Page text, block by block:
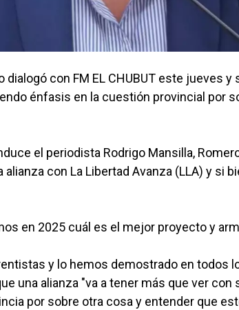
dialogó con FM EL CHUBUT este jueves
énfasis en la cuestión provincial por
el periodista Rodrigo Mansilla,
con La Libertad Avanza (LLA) y si
en 2025 cuál es el mejor proyecto y
y lo hemos demostrado en todos
una alianza "va a tener más que ver con
por sobre otra cosa y entender que